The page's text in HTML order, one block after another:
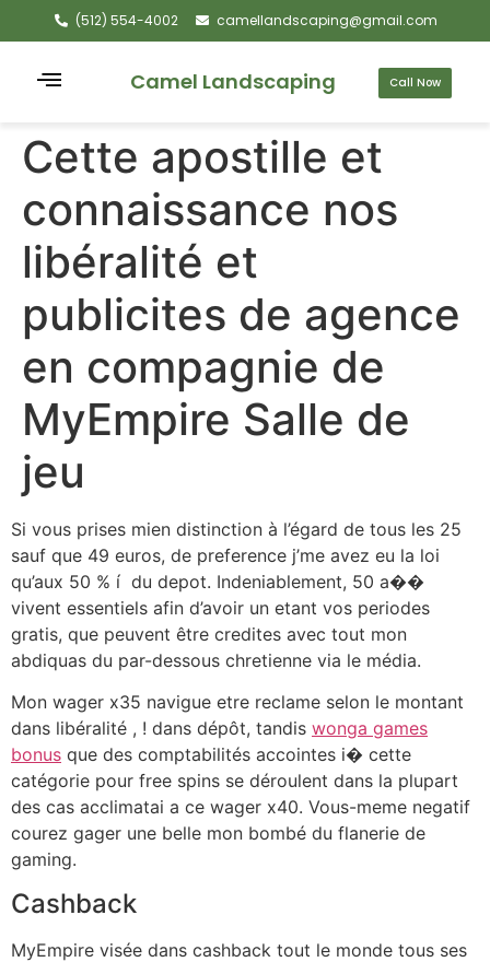
(512) 554-4002 camellandscaping@gmail.com
Camel Landscaping Call Now
Cette apostille et
connaissance nos
libéralité et
publicites de agence
en compagnie de
MyEmpire Salle de
jeu
Si vous prises mien distinction à l’égard de tous les 25
sauf que 49 euros, de preference j’me avez eu la loi
qu’aux 50 % í du depot. Indeniablement, 50 a��
vivent essentiels afin d’avoir un etant vos periodes
gratis, que peuvent être credites avec tout mon
abdiquas du par-dessous chretienne via le média.
Mon wager x35 navigue etre reclame selon le montant
dans libéralité , ! dans dépôt, tandis wonga games
bonus que des comptabilités accointes i� cette
catégorie pour free spins se déroulent dans la plupart
des cas acclimatai a ce wager x40. Vous-meme negatif
courez gager une belle mon bombé du flanerie de
gaming.
Cashback
MyEmpire visée dans cashback tout le monde tous ses